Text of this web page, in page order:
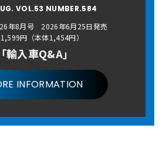
VOL.53 NUMBER.584
年8月号 2026年6月25日発売
円（本体1,454円）
「輸入車Q&A」
INFORMATION